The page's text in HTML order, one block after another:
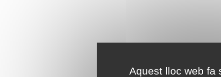
Aquest lloc web fa